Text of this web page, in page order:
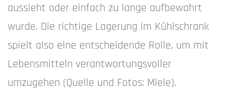
aussieht oder einfach zu lange aufbewahrt
wurde. Die richtige Lagerung im Kühlschrank
spielt also eine entscheidende Rolle, um mit
Lebensmitteln verantwortungsvoller
umzugehen (Quelle und Fotos: Miele).